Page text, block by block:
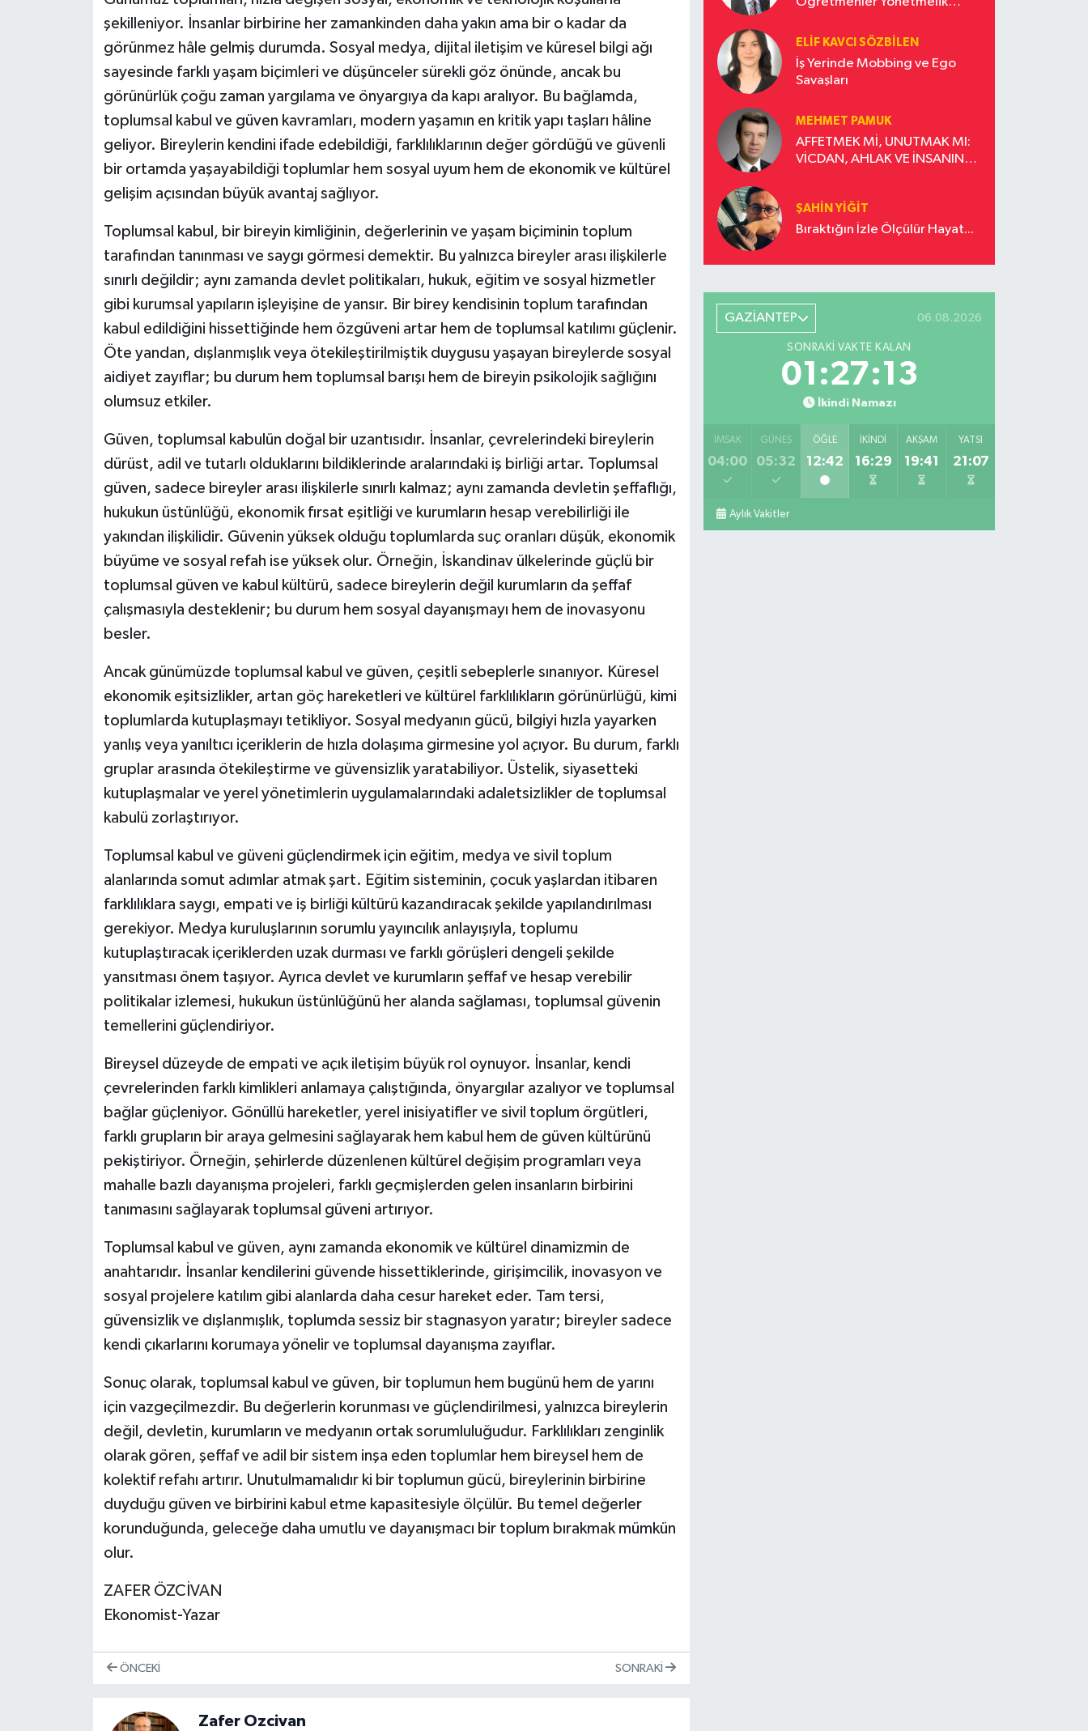
şekilleniyor. İnsanlar birbirine her zamankinden daha yakın ama bir o kadar da
görünmez hâle gelmiş durumda. Sosyal medya, dijital iletişim ve küresel bilgi ağı
sayesinde farklı yaşam biçimleri ve düşünceler sürekli göz önünde, ancak bu
görünürlük çoğu zaman yargılama ve önyargıya da kapı aralıyor. Bu bağlamda,
toplumsal kabul ve güven kavramları, modern yaşamın en kritik yapı taşları hâline
geliyor. Bireylerin kendini ifade edebildiği, farklılıklarının değer gördüğü ve güvenli
bir ortamda yaşayabildiği toplumlar hem sosyal uyum hem de ekonomik ve kültürel
gelişim açısından büyük avantaj sağlıyor.
Toplumsal kabul, bir bireyin kimliğinin, değerlerinin ve yaşam biçiminin toplum
tarafından tanınması ve saygı görmesi demektir. Bu yalnızca bireyler arası ilişkilerle
sınırlı değildir; aynı zamanda devlet politikaları, hukuk, eğitim ve sosyal hizmetler
gibi kurumsal yapıların işleyişine de yansır. Bir birey kendisinin toplum tarafından
kabul edildiğini hissettiğinde hem özgüveni artar hem de toplumsal katılımı güçlenir.
Öte yandan, dışlanmışlık veya ötekileştirilmiştik duygusu yaşayan bireylerde sosyal
aidiyet zayıflar; bu durum hem toplumsal barışı hem de bireyin psikolojik sağlığını
olumsuz etkiler.
Güven, toplumsal kabulün doğal bir uzantısıdır. İnsanlar, çevrelerindeki bireylerin
dürüst, adil ve tutarlı olduklarını bildiklerinde aralarındaki iş birliği artar. Toplumsal
güven, sadece bireyler arası ilişkilerle sınırlı kalmaz; aynı zamanda devletin şeffaflığı,
hukukun üstünlüğü, ekonomik fırsat eşitliği ve kurumların hesap verebilirliği ile
yakından ilişkilidir. Güvenin yüksek olduğu toplumlarda suç oranları düşük, ekonomik
büyüme ve sosyal refah ise yüksek olur. Örneğin, İskandinav ülkelerinde güçlü bir
toplumsal güven ve kabul kültürü, sadece bireylerin değil kurumların da şeffaf
çalışmasıyla desteklenir; bu durum hem sosyal dayanışmayı hem de inovasyonu
besler.
Ancak günümüzde toplumsal kabul ve güven, çeşitli sebeplerle sınanıyor. Küresel
ekonomik eşitsizlikler, artan göç hareketleri ve kültürel farklılıkların görünürlüğü, kimi
toplumlarda kutuplaşmayı tetikliyor. Sosyal medyanın gücü, bilgiyi hızla yayarken
yanlış veya yanıltıcı içeriklerin de hızla dolaşıma girmesine yol açıyor. Bu durum, farklı
gruplar arasında ötekileştirme ve güvensizlik yaratabiliyor. Üstelik, siyasetteki
kutuplaşmalar ve yerel yönetimlerin uygulamalarındaki adaletsizlikler de toplumsal
kabulü zorlaştırıyor.
Toplumsal kabul ve güveni güçlendirmek için eğitim, medya ve sivil toplum
alanlarında somut adımlar atmak şart. Eğitim sisteminin, çocuk yaşlardan itibaren
farklılıklara saygı, empati ve iş birliği kültürü kazandıracak şekilde yapılandırılması
gerekiyor. Medya kuruluşlarının sorumlu yayıncılık anlayışıyla, toplumu
kutuplaştıracak içeriklerden uzak durması ve farklı görüşleri dengeli şekilde
yansıtması önem taşıyor. Ayrıca devlet ve kurumların şeffaf ve hesap verebilir
politikalar izlemesi, hukukun üstünlüğünü her alanda sağlaması, toplumsal güvenin
temellerini güçlendiriyor.
Bireysel düzeyde de empati ve açık iletişim büyük rol oynuyor. İnsanlar, kendi
çevrelerinden farklı kimlikleri anlamaya çalıştığında, önyargılar azalıyor ve toplumsal
bağlar güçleniyor. Gönüllü hareketler, yerel inisiyatifler ve sivil toplum örgütleri,
farklı grupların bir araya gelmesini sağlayarak hem kabul hem de güven kültürünü
pekiştiriyor. Örneğin, şehirlerde düzenlenen kültürel değişim programları veya
mahalle bazlı dayanışma projeleri, farklı geçmişlerden gelen insanların birbirini
tanımasını sağlayarak toplumsal güveni artırıyor.
Toplumsal kabul ve güven, aynı zamanda ekonomik ve kültürel dinamizmin de
anahtarıdır. İnsanlar kendilerini güvende hissettiklerinde, girişimcilik, inovasyon ve
sosyal projelere katılım gibi alanlarda daha cesur hareket eder. Tam tersi,
güvensizlik ve dışlanmışlık, toplumda sessiz bir stagnasyon yaratır; bireyler sadece
kendi çıkarlarını korumaya yönelir ve toplumsal dayanışma zayıflar.
Sonuç olarak, toplumsal kabul ve güven, bir toplumun hem bugünü hem de yarını
için vazgeçilmezdir. Bu değerlerin korunması ve güçlendirilmesi, yalnızca bireylerin
değil, devletin, kurumların ve medyanın ortak sorumluluğudur. Farklılıkları zenginlik
olarak gören, şeffaf ve adil bir sistem inşa eden toplumlar hem bireysel hem de
kolektif refahı artırır. Unutulmamalıdır ki bir toplumun gücü, bireylerinin birbirine
duyduğu güven ve birbirini kabul etme kapasitesiyle ölçülür. Bu temel değerler
korunduğunda, geleceğe daha umutlu ve dayanışmacı bir toplum bırakmak mümkün
olur.
ZAFER ÖZCİVAN
Ekonomist-Yazar
ÖNCEKI SONRAKI
Zafer Ozcivan
ELIF KAVCI SÖZBILEN
İş Yerinde Mobbing ve Ego
Savaşları
MEHMET PAMUK
AFFETMEK Mİ, UNUTMAK MI:
VİCDAN, AHLAK VE İNSANIN
ŞAHIN YIĞIT
Bıraktığın İzle Ölçülür Hayat...
GAZİANTEP 06.08.2026
SONRAKI VAKTE KALAN
01:27:12
İkindi Namazı
İMSAK
04:00
GÜNEŞ
05:32
ÖĞLE
12:42
İKINDI
16:29
AKŞAM
19:41
YATSI
21:07
Aylık Vakitler
Sinemalar
Video Haber
Yeme-İçme